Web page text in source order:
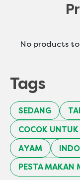
No products
Tags
SEDANG
COCOK
AYAM
PESTA MAKAN